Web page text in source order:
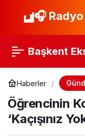
🎧
Başkent
Haberler
Öğrencinin
‘Kaçışınız
Kişi Hayatını